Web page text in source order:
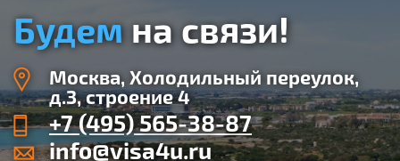
Будемна связи!
Москва, Холодильный переулок,
д.3, cтроение 4
+7 (495) 565-38-87
info@visa4u.ru